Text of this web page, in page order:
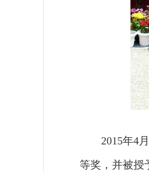
2015年4
等奖，并